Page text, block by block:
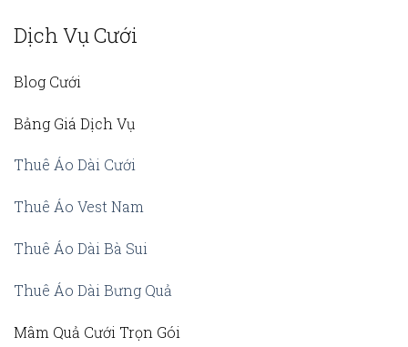
Dịch Vụ Cưới
Blog Cưới
Bảng Giá Dịch Vụ
Thuê Áo Dài Cưới
Thuê Áo Vest Nam
Thuê Áo Dài Bà Sui
Thuê Áo Dài Bưng Quả
Mâm Quả Cưới Trọn Gói